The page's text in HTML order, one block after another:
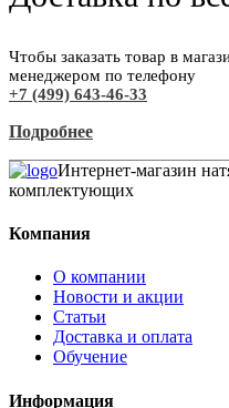
Чтобы заказать товар в
менеджером по телефону
+7 (499) 643-46-33
Подробнее
Интернет-магазин
комплектующих
Компания
О компании
Новости и акции
Статьи
Доставка и оплата
Обучение
Информация